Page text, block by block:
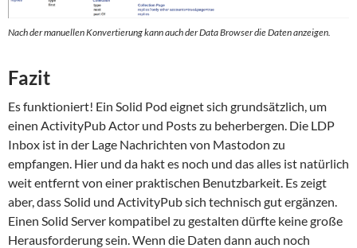
Nach der manuellen Konvertierung kann auch der Data Browser die Daten anzeigen.
Fazit
Es funktioniert! Ein Solid Pod eignet sich grundsätzlich, um
einen ActivityPub Actor und Posts zu beherbergen. Die LDP
Inbox ist in der Lage Nachrichten von Mastodon zu
empfangen. Hier und da hakt es noch und das alles ist natürlich
weit entfernt von einer praktischen Benutzbarkeit. Es zeigt
aber, dass Solid und ActivityPub sich technisch gut ergänzen.
Einen Solid Server kompatibel zu gestalten dürfte keine große
Herausforderung sein. Wenn die Daten dann auch noch